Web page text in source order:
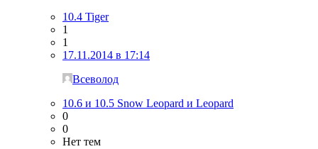
10.4 Tiger
1
1
17.11.2014 в 17:14
Всеволод
10.6 и 10.5 Snow Leopard и Leopard
0
0
Нет тем